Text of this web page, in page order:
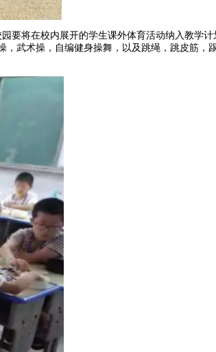
在校内展开的学生课外体育活动纳入教学计
术操，自编健身操舞，以及跳绳，跳皮筋，踢